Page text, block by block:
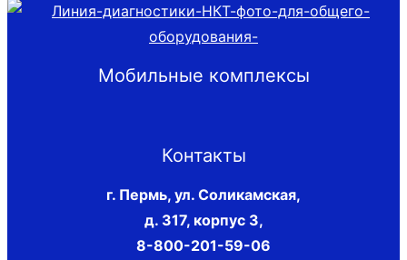
Мобильные комплексы
Контакты
г. Пермь, ул. Соликамская,
д. 317, корпус 3,
8-800-201-59-06